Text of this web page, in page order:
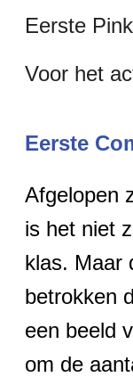
Eerste
Voor het
Eerste
Afgelopen
is het niet
klas. Maar
betrokken
een beeld
om de